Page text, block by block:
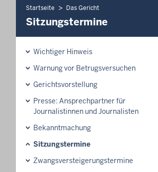
Startseite Das Gericht
Sitzungstermine
Wichtiger Hinweis
Warnung vor Betrugsversuchen
Gerichtsvorstellung
Presse: Ansprechpartner für
Journalistinnen und Journalisten
Bekanntmachung
Sitzungstermine
Zwangsversteigerungs­termine